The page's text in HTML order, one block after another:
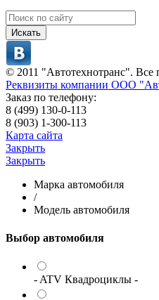
Искать
© 2011 "Автотехнотранс". Все
Реквизиты компании ООО
Заказ по телефону:
8 (499) 130-0-113
8 (903) 1-300-113
Карта сайта
Закрыть
Закрыть
Марка автомобиля
/
Модель автомобиля
Выбор автомобиля
- ATV Квадроциклы -